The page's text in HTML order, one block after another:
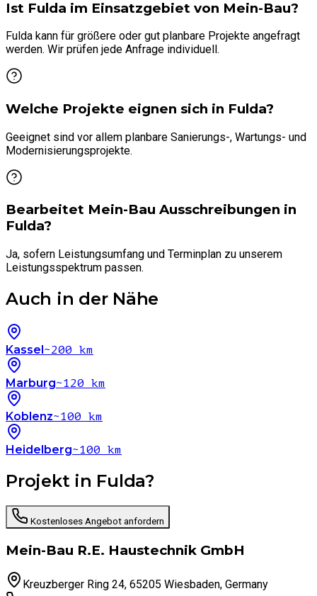
Ist Fulda im Einsatzgebiet von Mein-Bau?
Fulda kann für größere oder gut planbare Projekte angefragt
werden. Wir prüfen jede Anfrage individuell.
Welche Projekte eignen sich in Fulda?
Geeignet sind vor allem planbare Sanierungs-, Wartungs- und
Modernisierungsprojekte.
Bearbeitet Mein-Bau Ausschreibungen in
Fulda?
Ja, sofern Leistungsumfang und Terminplan zu unserem
Leistungsspektrum passen.
Auch in der Nähe
Kassel~200 km
Marburg~120 km
Koblenz~100 km
Heidelberg~100 km
Projekt in Fulda?
Kostenloses Angebot anfordern
Mein-Bau R.E. Haustechnik GmbH
Kreuzberger Ring 24, 65205 Wiesbaden, Germany